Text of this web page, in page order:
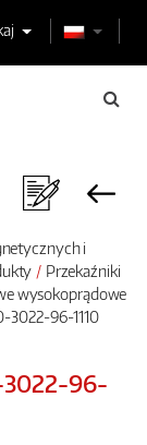
i
Przekaźniki
wysokoprądowe
3022-96-1110
3022-96-